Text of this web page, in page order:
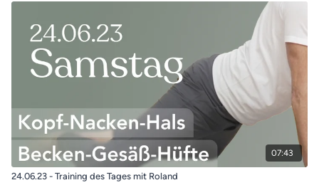
07:43
24.06.23 - Training des Tages mit Roland